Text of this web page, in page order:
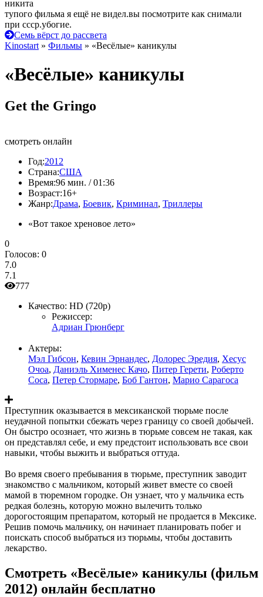
никита
тупого фильма я ещё не видел.вы посмотрите как снимали
при ссср.убогие.
Семь вёрст до рассвета
Kinostart » Фильмы » «Весёлые» каникулы
«Весёлые» каникулы
Get the Gringo
смотреть онлайн
Год:2012
Страна:США
Время:96 мин. / 01:36
Возраст:16+
Жанр:Драма, Боевик, Криминал, Триллеры
«Вот такое хреновое лето»
0
Голосов: 0
7.0
7.1
777
Качество: HD (720p)
Режиссер:
Адриан Грюнберг
Актеры:
Мэл Гибсон, Кевин Эрнандес, Долорес Эредия, Хесус
Очоа, Даниэль Хименес Качо, Питер Герети, Роберто
Соса, Петер Стормаре, Боб Гантон, Марио Сарагоса
Преступник оказывается в мексиканской тюрьме после
неудачной попытки сбежать через границу со своей добычей.
Он быстро осознает, что жизнь в тюрьме совсем не такая, как
он представлял себе, и ему предстоит использовать все свои
навыки, чтобы выжить и выбраться оттуда.
Во время своего пребывания в тюрьме, преступник заводит
знакомство с мальчиком, который живет вместе со своей
мамой в тюремном городке. Он узнает, что у мальчика есть
редкая болезнь, которую можно вылечить только
дорогостоящим препаратом, который не продается в Мексике.
Решив помочь мальчику, он начинает планировать побег и
поискать способ выбраться из тюрьмы, чтобы доставить
лекарство.
Смотреть «Весёлые» каникулы (фильм
2012) онлайн бесплатно